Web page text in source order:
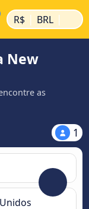
R$ | BRL |
New
as
1